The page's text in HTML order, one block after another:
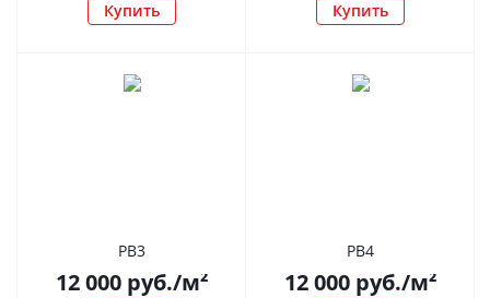
Купить Купить
РВ3
12 000руб./м²
РВ4
12 000руб./м²